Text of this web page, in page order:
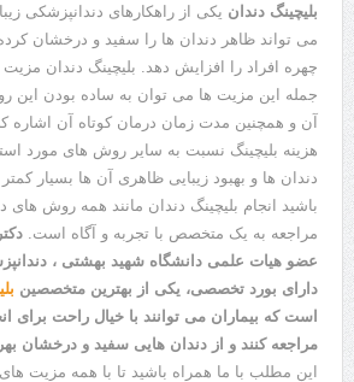
هوشمندی در معماری فروشگاه
بلیچینگ دندان یکی از راهکارهای دندانپزشکی
می ‌تواند ظاهر دندان ها را سفید و درخشان
چهره افراد را افزایش دهد. بلیچینگ دندان مزیت‌
جمله این مزیت ها می ‌توان به ساده بودن این
آن و همچنین مدت زمان درمان کوتاه آن اشاره
هزینه بلیچینگ نسبت به سایر روش های مورد
دندان ها و بهبود زیبایی ظاهری آن ها بسیار
باشید انجام بلیچینگ دندان مانند همه روش های
مراجعه به یک متخصص با تجربه و آگاه است.
عضو هیات علمی دانشگاه شهید بهشتی ،
دارای بورد تخصصی، یکی از بهترین متخصصین
است که بیماران می توانند با خیال راحت برای
مراجعه کنند و از دندان هایی سفید و درخشان
این مطلب با ما همراه باشید تا با همه مزیت